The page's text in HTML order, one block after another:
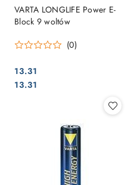
VARTA LONGLIFE Power E-
Block 9 woltów
(0)
Cena:
13.31
Cena:
13.31